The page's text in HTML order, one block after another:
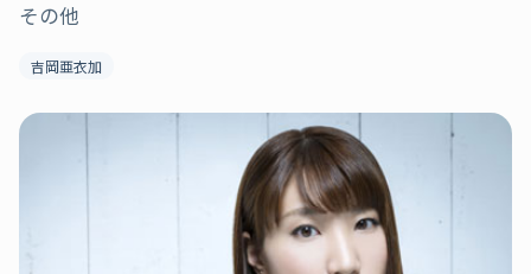
その他
吉岡亜衣加